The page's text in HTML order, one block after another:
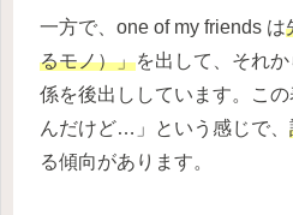
一方で、one of my friends は
るモノ）」を出して、それ
係を後出ししています。こ
んだけど…」という感じで、
る傾向があります。